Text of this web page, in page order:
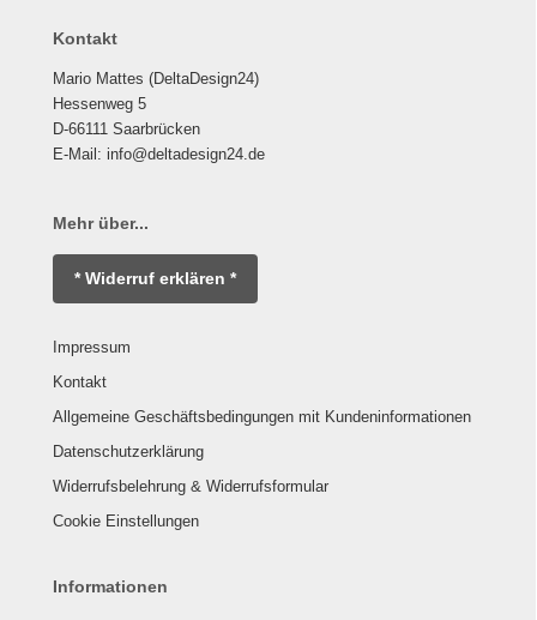
Kontakt
Mario Mattes (DeltaDesign24)
Hessenweg 5
D-66111 Saarbrücken
E-Mail: info@deltadesign24.de
Mehr über...
* Widerruf erklären *
Impressum
Kontakt
Allgemeine Geschäftsbedingungen mit Kundeninformationen
Datenschutzerklärung
Widerrufsbelehrung & Widerrufsformular
Cookie Einstellungen
Informationen